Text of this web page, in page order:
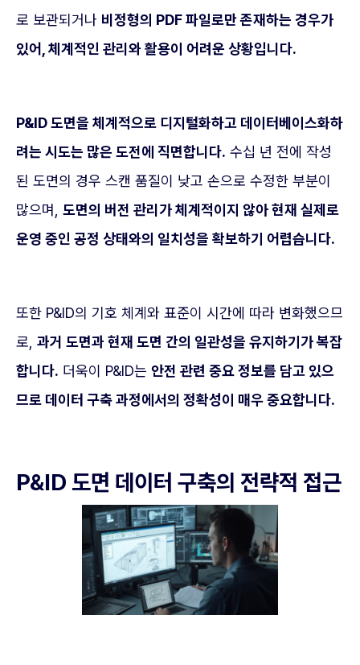
로 보관되거나 비정형의 PDF 파일로만 존재하는 경우가
있어, 체계적인 관리와 활용이 어려운 상황입니다.
P&ID 도면을 체계적으로 디지털화하고 데이터베이스화하
려는 시도는 많은 도전에 직면합니다. 수십 년 전에 작성
된 도면의 경우 스캔 품질이 낮고 손으로 수정한 부분이
많으며, 도면의 버전 관리가 체계적이지 않아 현재 실제로
운영 중인 공정 상태와의 일치성을 확보하기 어렵습니다.
또한 P&ID의 기호 체계와 표준이 시간에 따라 변화했으므
로, 과거 도면과 현재 도면 간의 일관성을 유지하기가 복잡
합니다. 더욱이 P&ID는 안전 관련 중요 정보를 담고 있으
므로 데이터 구축 과정에서의 정확성이 매우 중요합니다.
P&ID 도면 데이터 구축의 전략적 접근